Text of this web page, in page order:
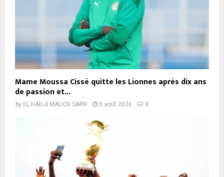
Mame Moussa Cissé quitte les Lionnes après dix ans
de passion et...
by EL HADJI MALICK SARR 5 août 2026 0